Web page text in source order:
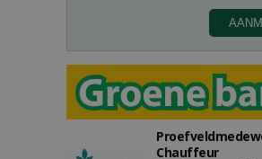
Chauffeur